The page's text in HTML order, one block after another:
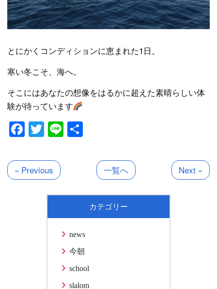
とにかくコンディションに恵まれた1日。
寒い冬こそ、海へ。
そこにはあなたの想像をはるかに超えた素晴らしい体
験が待っています
Facebook
Twitter
Line
« Previous 一覧へ Next »
カテゴリー
news
今朝
school
slalom